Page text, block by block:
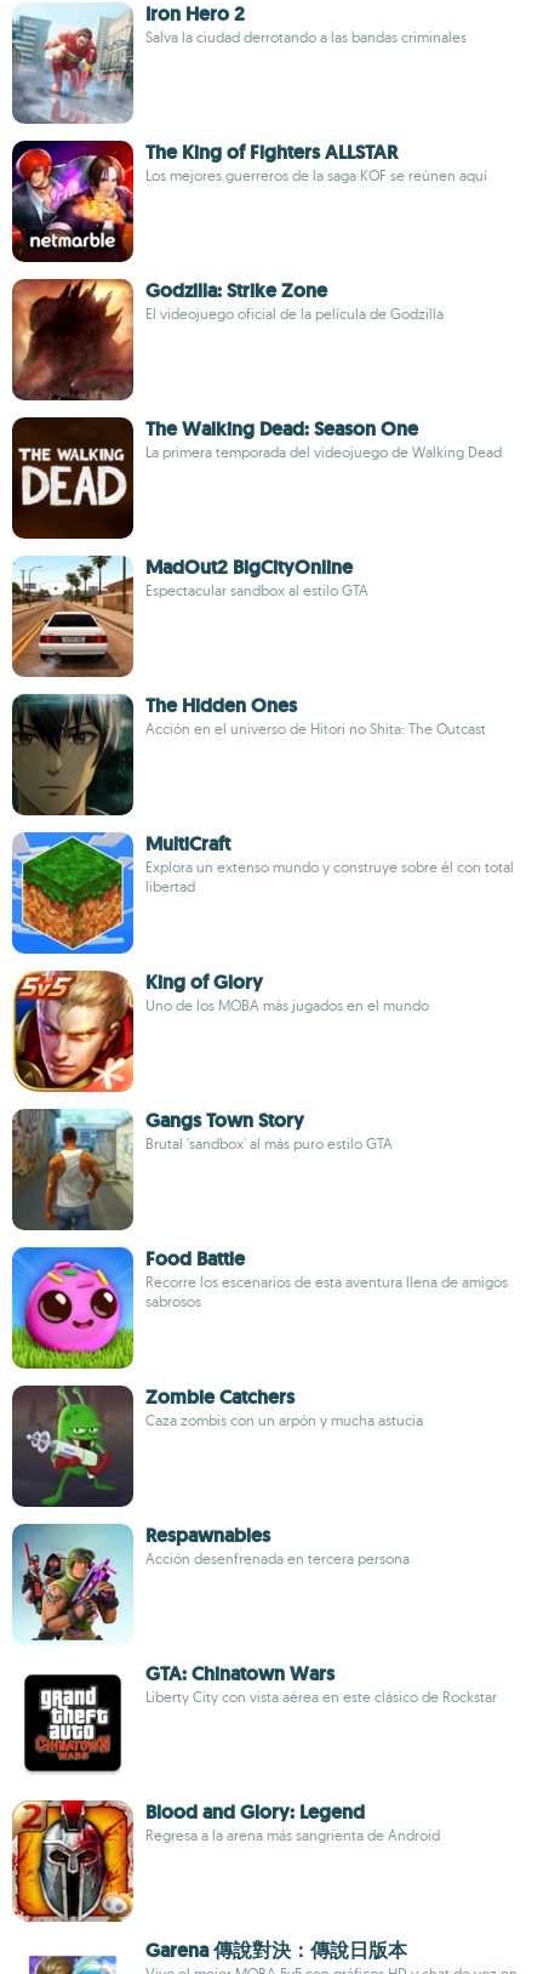
Iron Hero 2
Salva la ciudad derrotando a las bandas criminales
The King of Fighters ALLSTAR
Los mejores guerreros de la saga KOF se reúnen aquí
Godzilla: Strike Zone
El videojuego oficial de la película de Godzilla
The Walking Dead: Season One
La primera temporada del videojuego de Walking Dead
MadOut2 BigCityOnline
Espectacular sandbox al estilo GTA
The Hidden Ones
Acción en el universo de Hitori no Shita: The Outcast
MultiCraft
Explora un extenso mundo y construye sobre él con total
libertad
King of Glory
Uno de los MOBA más jugados en el mundo
Gangs Town Story
Brutal 'sandbox' al más puro estilo GTA
Food Battle
Recorre los escenarios de esta aventura llena de amigos
sabrosos
Zombie Catchers
Caza zombis con un arpón y mucha astucia
Respawnables
Acción desenfrenada en tercera persona
GTA: Chinatown Wars
Liberty City con vista aérea en este clásico de Rockstar
Blood and Glory: Legend
Regresa a la arena más sangrienta de Android
Garena 傳說對決：傳說日版本